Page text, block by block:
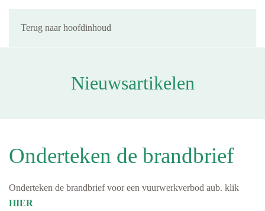
Terug naar hoofdinhoud
Nieuwsartikelen
Onderteken de brandbrief
Onderteken de brandbrief voor een vuurwerkverbod aub. klik
HIER